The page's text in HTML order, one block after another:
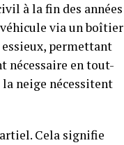
à la fin des années
via un boîtier
permettant
nécessaire en tout-
neige nécessitent
Cela signifie